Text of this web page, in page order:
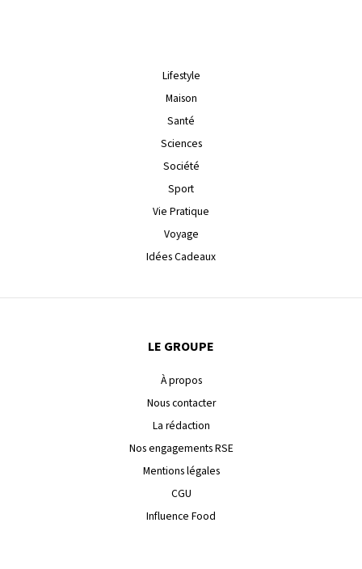
Lifestyle
Maison
Santé
Sciences
Société
Sport
Vie Pratique
Voyage
Idées Cadeaux
LE GROUPE
À propos
Nous contacter
La rédaction
Nos engagements RSE
Mentions légales
CGU
Influence Food